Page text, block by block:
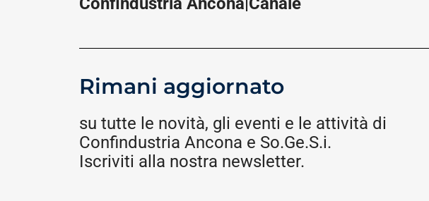
Rimani aggiornato
su tutte le novità, gli eventi e le attività di
Confindustria Ancona e So.Ge.S.i.
Iscriviti alla nostra newsletter.